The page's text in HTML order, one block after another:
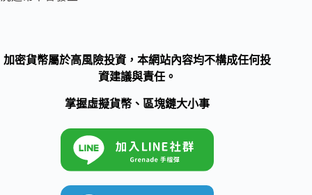
加密貨幣屬於高風險投資，本網站內容均不構成任何投
資建議與責任。
掌握虛擬貨幣、區塊鏈大小事